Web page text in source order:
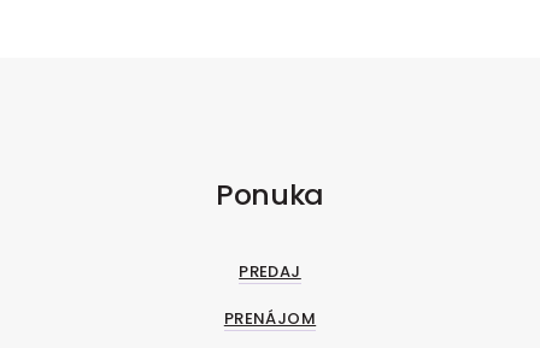
Ponuka
PREDAJ
PRENÁJOM